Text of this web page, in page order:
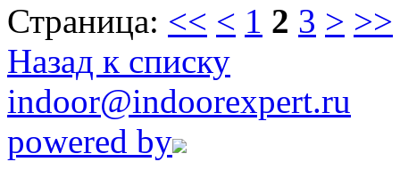
Страница: << < 1 2 3 > >>
Назад к списку
indoor@indoorexpert.ru
powered by